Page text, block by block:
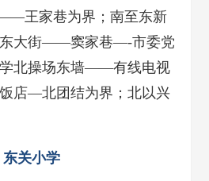
王家巷为界；南至东新
大街——窦家巷—-市委党
北操场东墙——有线电视
店—北团结为界；北以兴
东关小学